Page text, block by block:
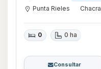
Punta Rieles Chacra
0 0 ha
Consultar